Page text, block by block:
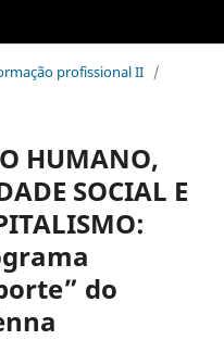
profissional II /
HUMANO,
SOCIAL E
do